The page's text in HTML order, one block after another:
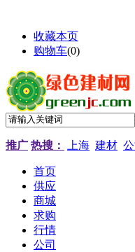
收藏本页
购物车(0)
推广 热搜： 上海 建材 公
首页
供应
商城
求购
行情
公司